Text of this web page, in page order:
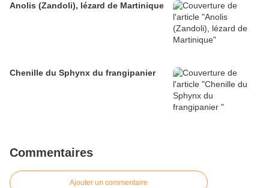
Anolis (Zandoli), lézard de Martinique
Chenille du Sphynx du frangipanier
Commentaires
Ajouter un commentaire